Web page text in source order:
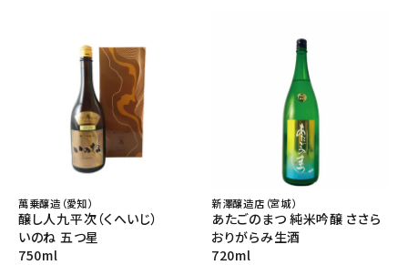
萬乗醸造（愛知）
醸し人九平次（くへいじ）
いのね 五つ星
750ml
新澤醸造店（宮城）
あたごのまつ 純米吟醸 ささら
おりがらみ生酒
720ml